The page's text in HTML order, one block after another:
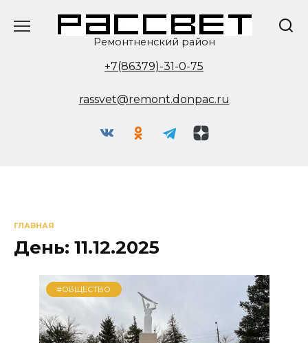
Ремонтненский район
+7(86379)-31-0-75
rassvet@remont.donpac.ru
ГЛАВНАЯ
День: 11.12.2025
#ОБЩЕСТВО